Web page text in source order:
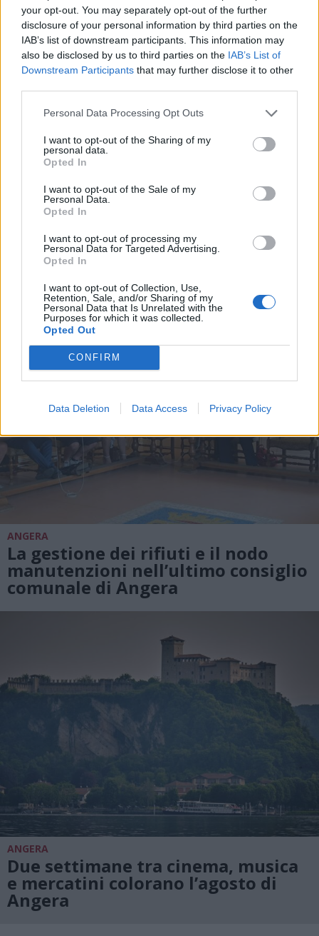
your opt-out. You may separately opt-out of the further
disclosure of your personal information by third parties on the
IAB’s list of downstream participants. This information may
also be disclosed by us to third parties on the IAB’s List of
Downstream Participants that may further disclose it to other
Personal Data Processing Opt Outs
I want to opt-out of the Sharing of my
personal data.
Opted In
I want to opt-out of the Sale of my
Personal Data.
Opted In
I want to opt-out of processing my
Personal Data for Targeted Advertising.
Opted In
I want to opt-out of Collection, Use,
Retention, Sale, and/or Sharing of my
Personal Data that Is Unrelated with the
Purposes for which it was collected.
Opted Out
CONFIRM
Data Deletion Data Access Privacy Policy
Arte e benessere nei nuovi percorsi
del Museo di Angera grazie a un
ANGERA
La gestione dei rifiuti e il nodo
manutenzioni nell’ultimo consiglio
comunale di Angera
ANGERA
Due settimane tra cinema, musica
e mercatini colorano l’agosto di
Angera